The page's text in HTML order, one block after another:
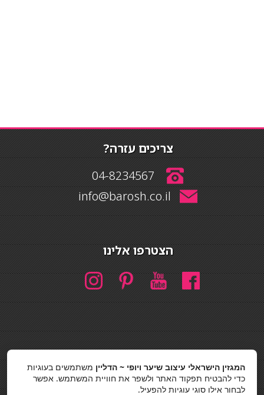
צריכים עזרה?
04-8234567
info@barosh.co.il
הצטרפו אלינו
חיפוש
חיפוש
כסאות בר
המגזין הישראלי עיצוב שיער ויופי ~ הדליין משתמשים בעוגיות
כדי להבטיח תפקוד האתר ולשפר את חוויית המשתמש. אפשר
לבחור אילו סוגי עוגיות להפעיל.